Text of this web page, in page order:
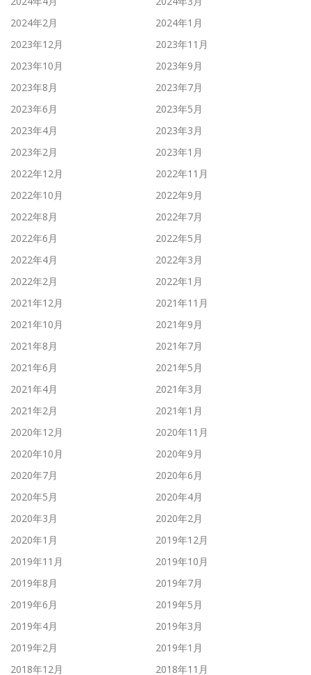
2024年2月
2024年1月
2023年12月
2023年11月
2023年10月
2023年9月
2023年8月
2023年7月
2023年6月
2023年5月
2023年4月
2023年3月
2023年2月
2023年1月
2022年12月
2022年11月
2022年10月
2022年9月
2022年8月
2022年7月
2022年6月
2022年5月
2022年4月
2022年3月
2022年2月
2022年1月
2021年12月
2021年11月
2021年10月
2021年9月
2021年8月
2021年7月
2021年6月
2021年5月
2021年4月
2021年3月
2021年2月
2021年1月
2020年12月
2020年11月
2020年10月
2020年9月
2020年7月
2020年6月
2020年5月
2020年4月
2020年3月
2020年2月
2020年1月
2019年12月
2019年11月
2019年10月
2019年8月
2019年7月
2019年6月
2019年5月
2019年4月
2019年3月
2019年2月
2019年1月
2018年12月
2018年11月